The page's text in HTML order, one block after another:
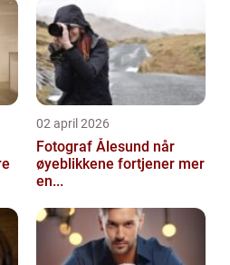
02 april 2026
Fotograf Ålesund når
øyeblikkene fortjener mer
en...